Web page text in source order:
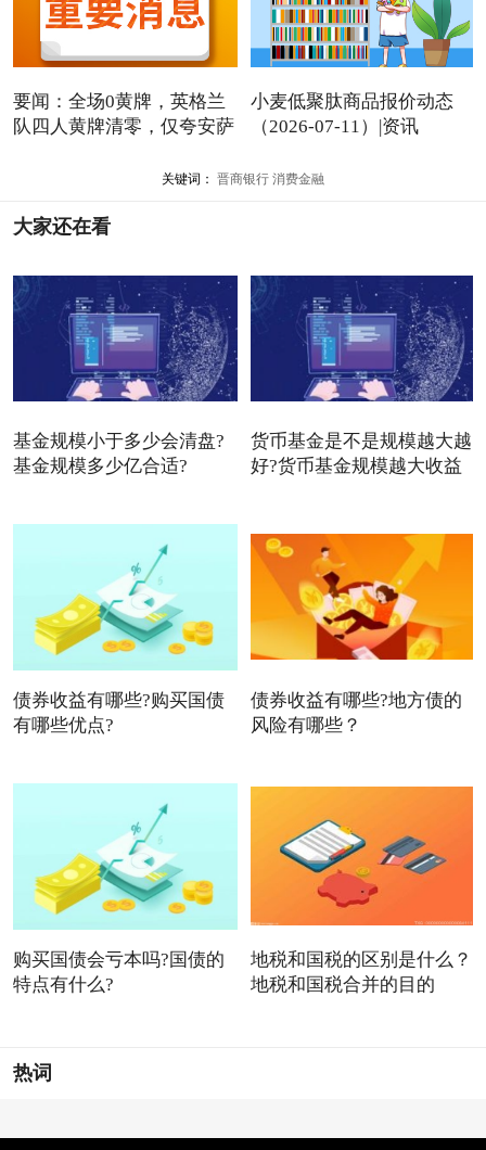
要闻：全场0黄牌，英格兰
队四人黄牌清零，仅夸安萨
小麦低聚肽商品报价动态
（2026-07-11）|资讯
关键词： 晋商银行 消费金融
大家还在看
基金规模小于多少会清盘?
基金规模多少亿合适?
货币基金是不是规模越大越
好?货币基金规模越大收益
债券收益有哪些?购买国债
有哪些优点?
债券收益有哪些?地方债的
风险有哪些？
购买国债会亏本吗?国债的
特点有什么?
地税和国税的区别是什么？
地税和国税合并的目的
热词